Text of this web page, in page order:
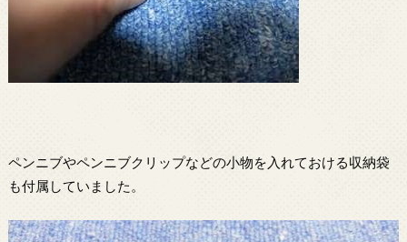
ペンニブやペンニブクリップなどの小物を入れておける収納袋
も付属していました。